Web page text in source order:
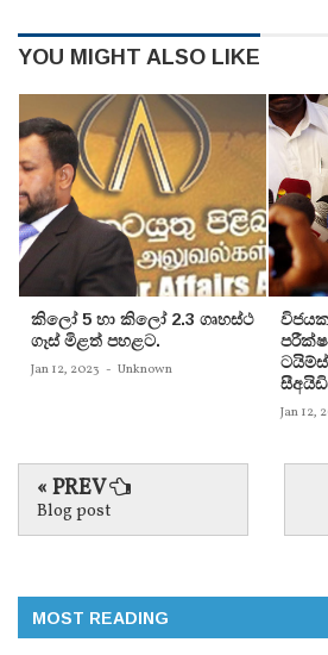
YOU MIGHT ALSO LIKE
කිලෝ 5 හා කිලෝ 2.3 ගෘහස්ථ
ගෑස් මිළත් පහළට.
Jan 12, 2023 - Unknown
Jan 12,
« PREV
Blog post
MOST READING